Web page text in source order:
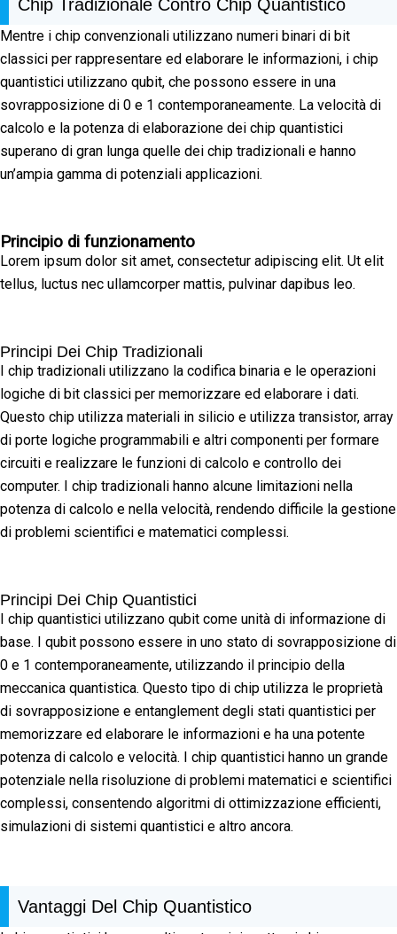
Chip Tradizionale Contro Chip Quantistico
Mentre i chip convenzionali utilizzano numeri binari di bit
classici per rappresentare ed elaborare le informazioni, i chip
quantistici utilizzano qubit, che possono essere in una
sovrapposizione di 0 e 1 contemporaneamente. La velocità di
calcolo e la potenza di elaborazione dei chip quantistici
superano di gran lunga quelle dei chip tradizionali e hanno
un’ampia gamma di potenziali applicazioni.
Principio di funzionamento
Lorem ipsum dolor sit amet, consectetur adipiscing elit. Ut elit
tellus, luctus nec ullamcorper mattis, pulvinar dapibus leo.
Principi Dei Chip Tradizionali
I chip tradizionali utilizzano la codifica binaria e le operazioni
logiche di bit classici per memorizzare ed elaborare i dati.
Questo chip utilizza materiali in silicio e utilizza transistor, array
di porte logiche programmabili e altri componenti per formare
circuiti e realizzare le funzioni di calcolo e controllo dei
computer. I chip tradizionali hanno alcune limitazioni nella
potenza di calcolo e nella velocità, rendendo difficile la gestione
di problemi scientifici e matematici complessi.
Principi Dei Chip Quantistici
I chip quantistici utilizzano qubit come unità di informazione di
base. I qubit possono essere in uno stato di sovrapposizione di
0 e 1 contemporaneamente, utilizzando il principio della
meccanica quantistica. Questo tipo di chip utilizza le proprietà
di sovrapposizione e entanglement degli stati quantistici per
memorizzare ed elaborare le informazioni e ha una potente
potenza di calcolo e velocità. I chip quantistici hanno un grande
potenziale nella risoluzione di problemi matematici e scientifici
complessi, consentendo algoritmi di ottimizzazione efficienti,
simulazioni di sistemi quantistici e altro ancora.
Vantaggi Del Chip Quantistico